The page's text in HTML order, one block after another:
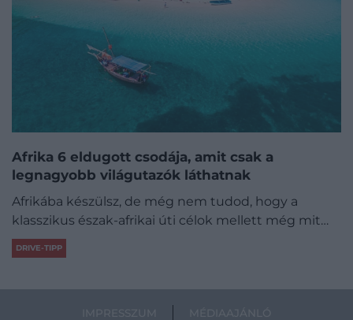
Afrika 6 eldugott csodája, amit csak a
legnagyobb világutazók láthatnak
Afrikába készülsz, de még nem tudod, hogy a
klasszikus észak-afrikai úti célok mellett még mit…
DRIVE-TIPP